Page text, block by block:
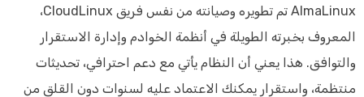
AlmaLinux تم تطويره وصيانته من نفس فريق CloudLinux،
المعروف بخبرته الطويلة في أنظمة الخوادم وإدارة الاستقرار
والتوافق. هذا يعني أن النظام يأتي مع دعم احترافي، تحديثات
منتظمة، واستقرار يمكنك الاعتماد عليه لسنوات دون القلق من